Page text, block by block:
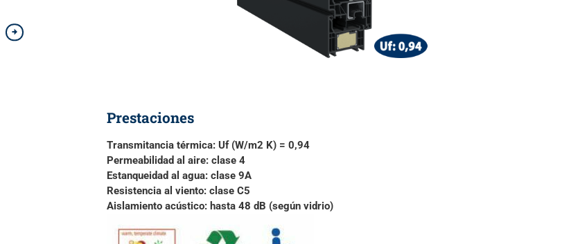
Prestaciones
Transmitancia térmica: Uf (W/m2 K) = 0,94
Permeabilidad al aire: clase 4
Estanqueidad al agua: clase 9A
Resistencia al viento: clase C5
Aislamiento acústico: hasta 48 dB (según vidrio)